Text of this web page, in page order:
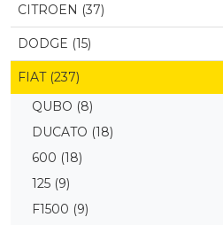
CITROEN (37)
DODGE (15)
FIAT (237)
QUBO (8)
DUCATO (18)
600 (18)
125 (9)
F1500 (9)